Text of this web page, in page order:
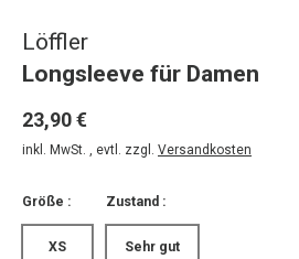
Löffler
Longsleeve für Damen
23,90 €
inkl. MwSt. , evtl. zzgl. Versandkosten
Größe :
XS
Zustand :
Sehr gut